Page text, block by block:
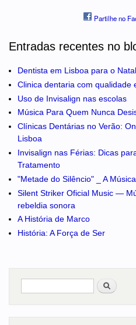
Partilhe no
Entradas recentes no
Dentista em Lisboa para o Natal
Clinica dentaria com qualidade
Uso de Invisalign nas escolas
Música Para Quem Nunca
Clínicas Dentárias no Verão:
Lisboa
Invisalign nas Férias: Dicas
Tratamento
"Metade do Silêncio" _ A
Silent Striker Oficial Music —
rebeldia sonora
A História de Marco
História: A Força de Ser
Pesquisar